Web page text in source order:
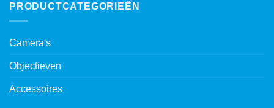
PRODUCTCATEGORIEËN
Camera's
Objectieven
Accessoires